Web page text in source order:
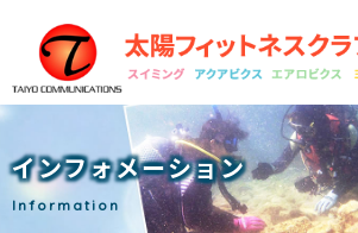
インフォメーション
Information